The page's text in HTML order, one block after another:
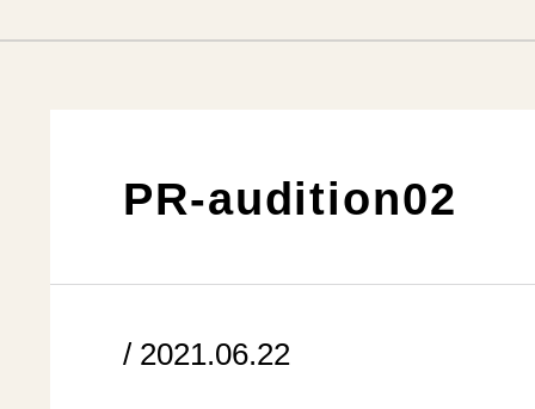
PR-audition02
/ 2021.06.22